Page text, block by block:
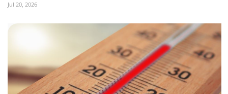
Jul 20, 2026